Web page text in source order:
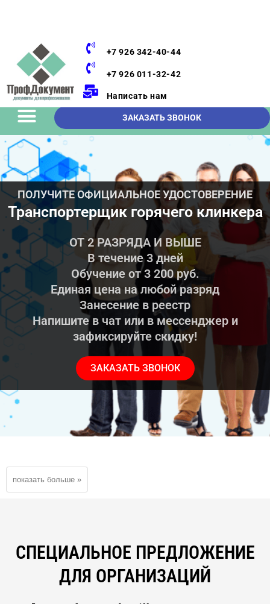
+7 926 342-40-44
+7 926 011-32-42
Написать нам
ЗАКАЗАТЬ ЗВОНОК
ПОЛУЧИТЕ ОФИЦИАЛЬНОЕ УДОСТОВЕРЕНИЕ
Транспортерщик горячего клинкера
ОТ 2 РАЗРЯДА И ВЫШЕ
В течение 3 дней
Обучение от 3 200 руб.
Единая цена на любой разряд
Занесение в реестр
Напишите в чат или в мессенджер и
зафиксируйте скидку!
ЗАКАЗАТЬ ЗВОНОК
СПЕЦИАЛЬНОЕ ПРЕДЛОЖЕНИЕ
ДЛЯ ОРГАНИЗАЦИЙ